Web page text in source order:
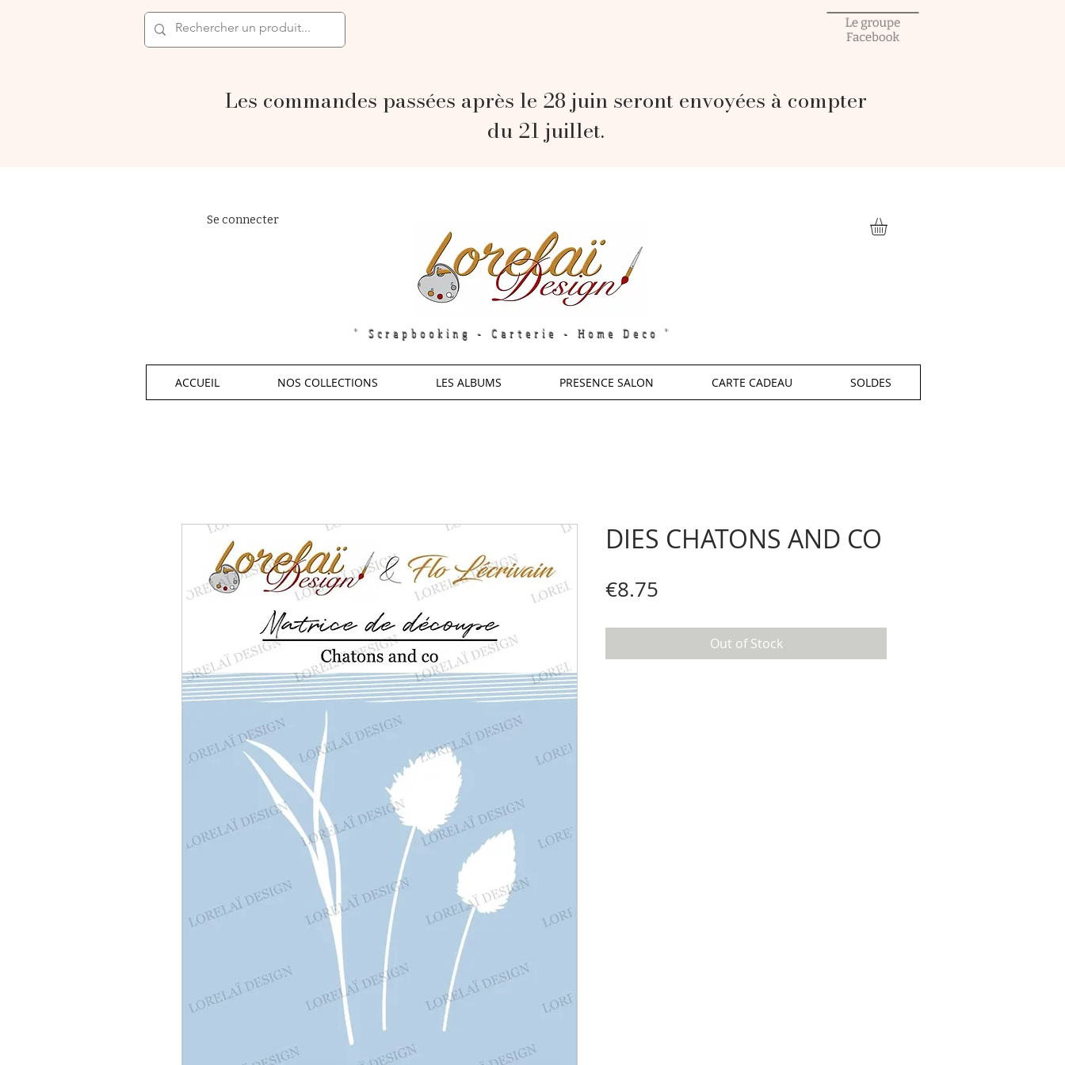
Les commandes passées après le 28 juin seront envoyées à compter
du 21 juillet.
Se connecter
" Scrapbooking - Carterie - Home Deco "
DIES CHATONS AND CO
€8.75
Out of Stock
ACCUEIL NOS COLLECTIONS LES ALBUMS PRESENCE SALON CARTE CADEAU SOLDES